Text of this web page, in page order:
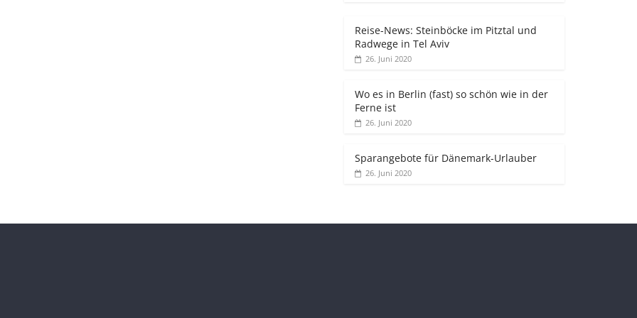
Reise-News: Steinböcke im Pitztal und
Radwege in Tel Aviv
26. Juni 2020
Wo es in Berlin (fast) so schön wie in der
Ferne ist
26. Juni 2020
Sparangebote für Dänemark-Urlauber
26. Juni 2020